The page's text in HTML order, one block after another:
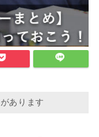
あります